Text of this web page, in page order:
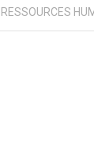
RESSOURCES